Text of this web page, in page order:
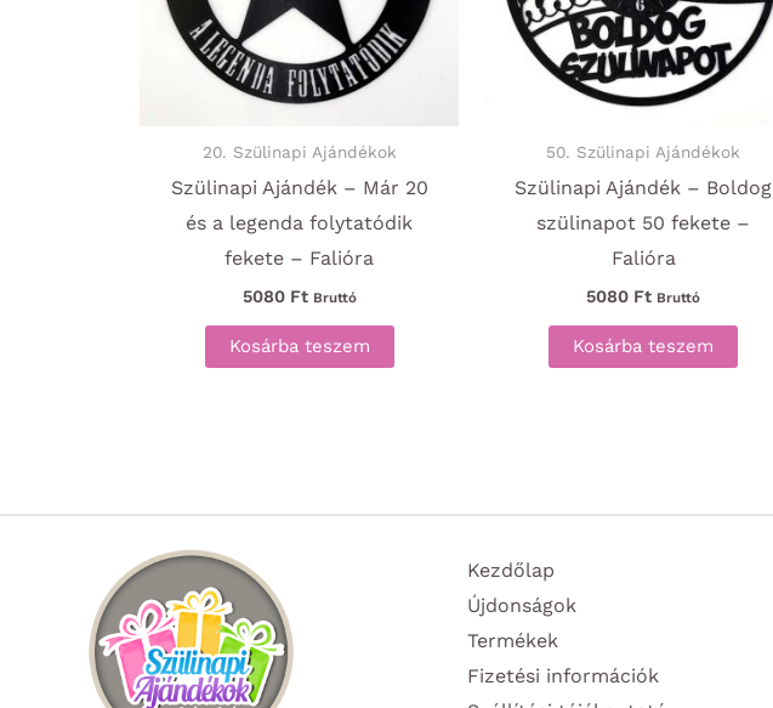
20. Szülinapi Ajándékok
Szülinapi Ajándék – Már 20
és a legenda folytatódik
fekete – Falióra
5080 Ft Bruttó
Kosárba teszem
50. Szülinapi Ajándékok
Szülinapi Ajándék – Boldog
szülinapot 50 fekete –
Falióra
5080 Ft Bruttó
Kosárba teszem
Kezdőlap
Újdonságok
Termékek
Fizetési információk